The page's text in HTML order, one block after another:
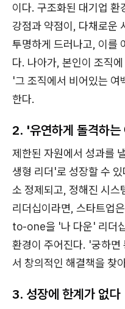
이다. 구조화된 대기업 환
강점과 약점이, 다채로운
투명하게 드러나고, 이를
다. 나아가, 본인이 조직
'그 조직에서 비어있는
한다.
2. '유연하게 돌격하
제한된 자원에서 성과를
생형 리더'로 성장할 수
소 정제되고, 정해진 시스
리더십이라면, 스타트업
to-one을 '나 다운' 리더
환경이 주어진다. '궁하면
서 창의적인 해결책을 찾
3. 성장에 한계가 없다